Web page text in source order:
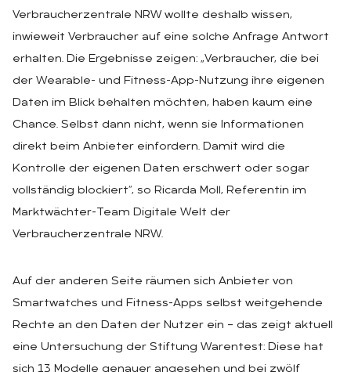
Verbraucherzentrale NRW wollte deshalb wissen,
inwieweit Verbraucher auf eine solche Anfrage Antwort
erhalten. Die Ergebnisse zeigen: „Verbraucher, die bei
der Wearable- und Fitness-App-Nutzung ihre eigenen
Daten im Blick behalten möchten, haben kaum eine
Chance. Selbst dann nicht, wenn sie Informationen
direkt beim Anbieter einfordern. Damit wird die
Kontrolle der eigenen Daten erschwert oder sogar
vollständig blockiert“, so Ricarda Moll, Referentin im
Marktwächter-Team Digitale Welt der
Verbraucherzentrale NRW.
Auf der anderen Seite räumen sich Anbieter von
Smartwatches und Fitness-Apps selbst weitgehende
Rechte an den Daten der Nutzer ein – das zeigt aktuell
eine Untersuchung der Stiftung Warentest: Diese hat
sich 13 Modelle genauer angesehen und bei zwölf